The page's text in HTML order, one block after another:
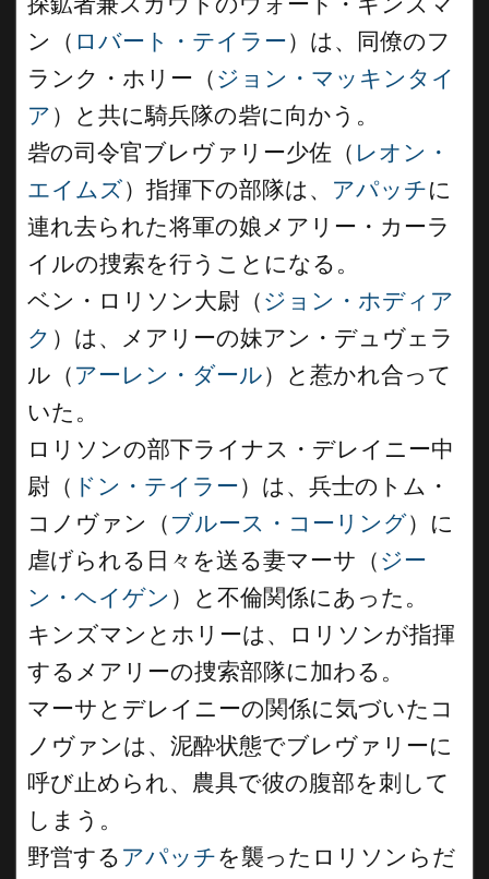
ン（ ロバート・テイラー）は、同僚のフ
ランク・ホリー（ ジョン・マッキンタイ
ア ）と共に騎兵隊の砦に向かう。
砦の司令官ブレヴァリー少佐（ レオン・
エイムズ）指揮下の部隊は、 アパッチに
連れ去られた将軍の娘メアリー・カーラ
イルの捜索を行うことになる。
ベン・ロリソン大尉（ ジョン・ホディア
ク ）は、メアリーの妹アン・デュヴェラ
ル（ アーレン・ダール）と惹かれ合って
いた。
ロリソンの部下ライナス・デレイニー中
尉（ ドン・テイラー）は、兵士のトム・
コノヴァン（ ブルース・コーリング）に
虐げられる日々を送る妻マーサ（ ジー
ン・ヘイゲン ）と不倫関係にあった。
キンズマンとホリーは、ロリソンが指揮
するメアリーの捜索部隊に加わる。
マーサとデレイニーの関係に気づいたコ
ノヴァンは、泥酔状態でブレヴァリーに
呼び止められ、農具で彼の腹部を刺して
しまう。
野営する アパッチを襲ったロリソンらだ